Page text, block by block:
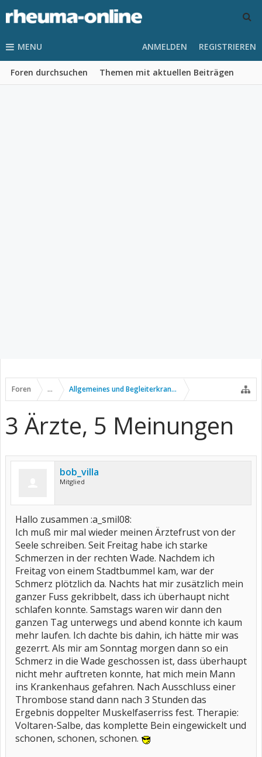
MENU
Foren durchsuchen Themen mit aktuellen Beiträgen
ANMELDEN REGISTRIEREN
Foren ... Allgemeines und Begleiterkrankungen
3 Ärzte, 5 Meinungen
bob_villa
Mitglied
Hallo zusammen :a_smil08:
Ich muß mir mal wieder meinen Ärztefrust von der
Seele schreiben. Seit Freitag habe ich starke
Schmerzen in der rechten Wade. Nachdem ich
Freitag von einem Stadtbummel kam, war der
Schmerz plötzlich da. Nachts hat mir zusätzlich mein
ganzer Fuss gekribbelt, dass ich überhaupt nicht
schlafen konnte. Samstags waren wir dann den
ganzen Tag unterwegs und abend konnte ich kaum
mehr laufen. Ich dachte bis dahin, ich hätte mir was
gezerrt. Als mir am Sonntag morgen dann so ein
Schmerz in die Wade geschossen ist, dass überhaupt
nicht mehr auftreten konnte, hat mich mein Mann
ins Krankenhaus gefahren. Nach Ausschluss einer
Thrombose stand dann nach 3 Stunden das
Ergebnis doppelter Muskelfaserriss fest. Therapie:
Voltaren-Salbe, das komplette Bein eingewickelt und
schonen, schonen, schonen.